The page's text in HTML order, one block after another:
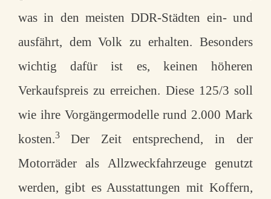
was in den meisten DDR-Städten ein- und
ausfährt, dem Volk zu erhalten. Besonders
wichtig dafür ist es, keinen höheren
Verkaufspreis zu erreichen. Diese 125/3 soll
wie ihre Vorgängermodelle rund 2.000 Mark
kosten.3 Der Zeit entsprechend, in der
Motorräder als Allzweckfahrzeuge genutzt
werden, gibt es Ausstattungen mit Koffern,